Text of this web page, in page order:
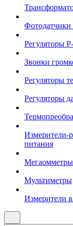
Фотодатчики
Регуляторы
Звонки
Регуляторы
Регуляторы
Измерители-
питания
Мегаомметры
Мультиметры
Измерители